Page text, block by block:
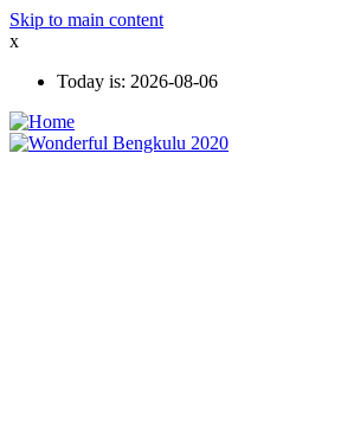
Skip to main content
x
Today is: 2026-08-06